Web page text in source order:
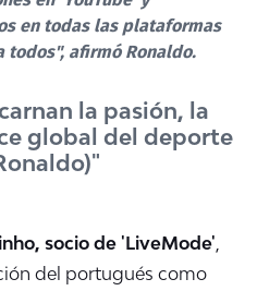
en todas las plataformas
todos", afirmó Ronaldo.
la pasión, la
global del deporte
socio de 'LiveMode'
del portugués como